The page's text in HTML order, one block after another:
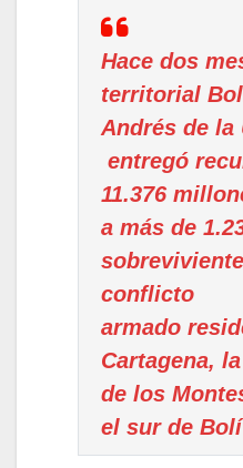
Hace dos
territorial
Andrés de la
entregó
11.376
a más de
conflicto
armado
Cartagena,
de los
el sur de